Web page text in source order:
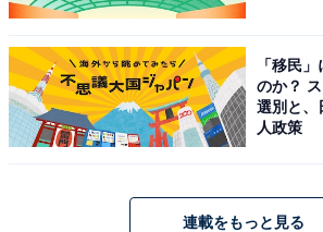
【おすすめ記事】
・
4万人が選ぶ「人気移住地域」ランキ
萩市、2位 兵庫県豊岡市、1位は？
・
都」2位「神奈川県」、3位は…？
「移民
のか？
選別と、
人政策
連載をもっと見る